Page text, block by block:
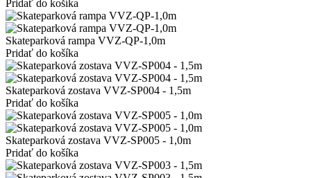
Pridať do košíka
Skateparková rampa VVZ-QP-1,0m
Pridať do košíka
Skateparková zostava VVZ-SP004 - 1,5m
Pridať do košíka
Skateparková zostava VVZ-SP005 - 1,0m
Pridať do košíka